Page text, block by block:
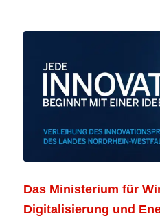
Das Ministerium für
Digitalisierung und